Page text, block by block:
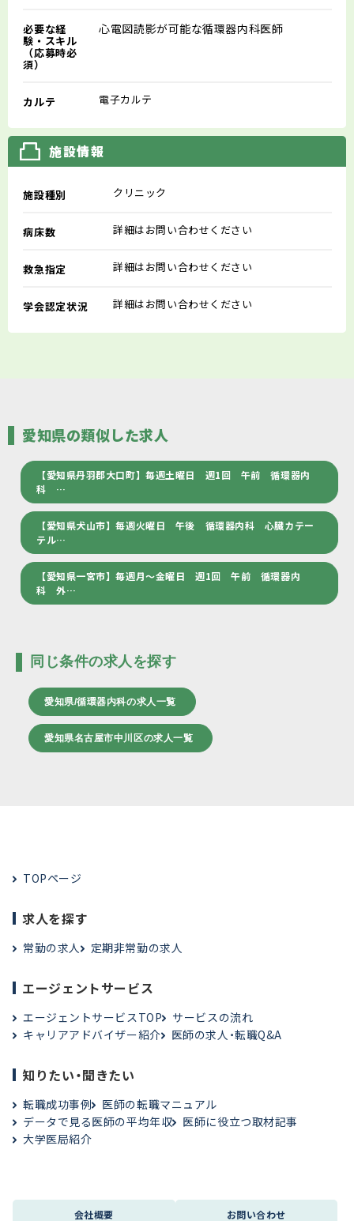
必要な経
験・スキル
（応募時必
須）
心電図読影が可能な循環器内科医師
カルテ 電子カルテ
施設情報
施設種別 クリニック
病床数 詳細はお問い合わせください
救急指定 詳細はお問い合わせください
学会認定状況 詳細はお問い合わせください
愛知県の類似した求人
【愛知県丹羽郡大口町】毎週土曜日 週1回 午前 循環器内
科 …
【愛知県犬山市】毎週火曜日 午後 循環器内科 心臓カテー
テル…
【愛知県一宮市】毎週月～金曜日 週1回 午前 循環器内
科 外…
同じ条件の求人を探す
愛知県/循環器内科の求人一覧
愛知県名古屋市中川区の求人一覧
TOPページ
求人を探す
常勤の求人 定期非常勤の求人
エージェントサービス
エージェントサービスTOP
サービスの流れ
キャリアアドバイザー紹介
医師の求人・転職Q&A
知りたい・聞きたい
転職成功事例
医師の転職マニュアル
データで見る医師の平均年収
医師に役立つ取材記事
大学医局紹介
会社概要 お問い合わせ